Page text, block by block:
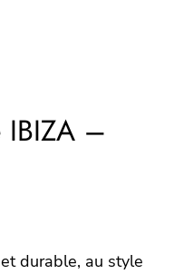
IBIZA –
durable, au style